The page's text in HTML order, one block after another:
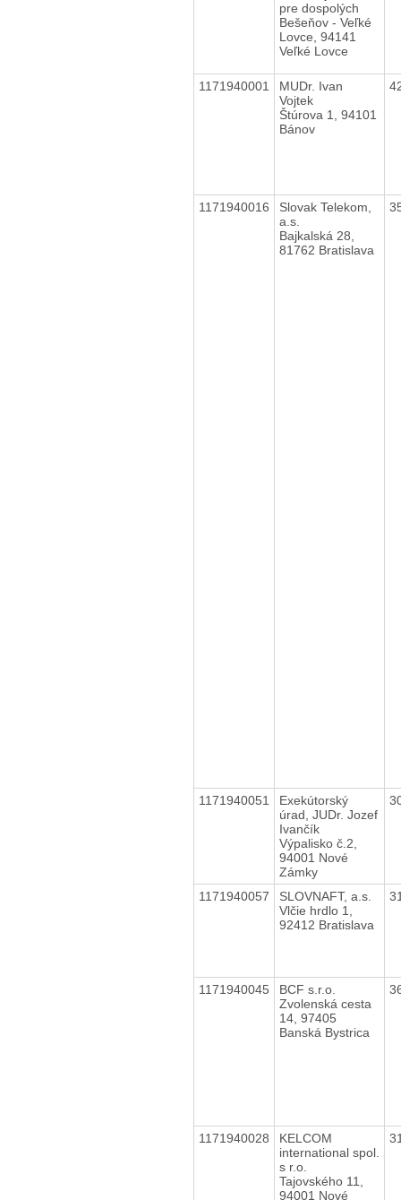
pre dospolých
Bešeňov - Veľké
Lovce, 94141
Veľké Lovce
1171940001
MUDr. Ivan
Vojtek
Štúrova 1, 94101
Bánov
1171940016
Slovak Telekom,
a.s.
Bajkalská 28,
81762 Bratislava
1171940051
Exekútorský
úrad, JUDr. Jozef
Ivančík
Výpalisko č.2,
94001 Nové
Zámky
1171940057
SLOVNAFT, a.s.
Vlčie hrdlo 1,
92412 Bratislava
1171940045
BCF s.r.o.
Zvolenská cesta
14, 97405
Banská Bystrica
1171940028
KELCOM
international spol.
s r.o.
Tajovského 11,
94001 Nové